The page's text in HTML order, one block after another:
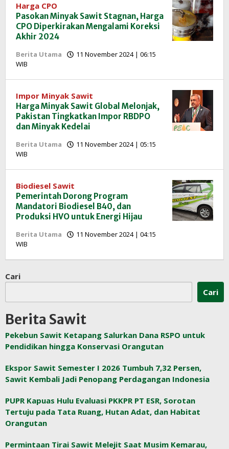
Harga CPO
Pasokan Minyak Sawit Stagnan, Harga
CPO Diperkirakan Mengalami Koreksi
Akhir 2024
Berita Utama
11 November 2024 | 06:15
WIB
InfoSAWIT
Impor Minyak Sawit
Harga Minyak Sawit Global Melonjak,
Pakistan Tingkatkan Impor RBDPO
dan Minyak Kedelai
Berita Utama
11 November 2024 | 05:15
WIB
InfoSAWIT
Biodiesel Sawit
Pemerintah Dorong Program
Mandatori Biodiesel B40, dan
Produksi HVO untuk Energi Hijau
Berita Utama
11 November 2024 | 04:15
WIB
InfoSAWIT
Cari
Cari
Berita Sawit
Pekebun Sawit Ketapang Salurkan Dana RSPO untuk
Pendidikan hingga Konservasi Orangutan
Ekspor Sawit Semester I 2026 Tumbuh 7,32 Persen,
Sawit Kembali Jadi Penopang Perdagangan Indonesia
PUPR Kapuas Hulu Evaluasi PKKPR PT ESR, Sorotan
Tertuju pada Tata Ruang, Hutan Adat, dan Habitat
Orangutan
Permintaan Tirai Sawit Melejit Saat Musim Kemarau,